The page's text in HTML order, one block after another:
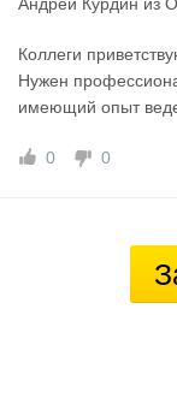
Коллеги
Нужен
имеющий опыт
0 0